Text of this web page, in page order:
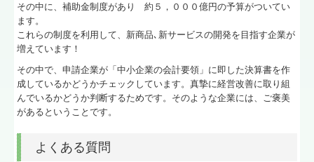
その中に、補助金制度があり 約５，０００億円の予算がついてい
ます。
これらの制度を利用して、新商品､新サービスの開発を目指す企業が
増えています！
その中で、申請企業が「中小企業の会計要領」に即した決算書を作
成しているかどうかチェックしています。真摯に経営改善に取り組
んでいるかどうか判断するためです。そのような企業には、ご褒美
があるということです。
よくある質問